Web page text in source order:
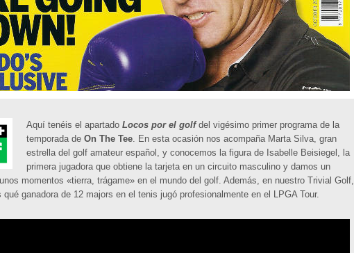
Aquí tenéis el apartado Locos por el golfdel vigésimo primer programa de la
temporada de On The Tee. En esta ocasión nos acompaña Marta Silva, gran
estrella del golf amateur español, y conocemos la figura de Isabelle Beisiegel, la
primera jugadora que obtiene la tarjeta en un circuito masculino y damos un
momentos «tierra, trágame» en el mundo del golf. Además, en nuestro Trivial Golf,
qué ganadora de 12 majors en el tenis jugó profesionalmente en el LPGA Tour.